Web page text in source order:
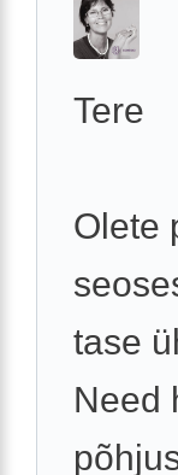
Tere
Olete
tase
Need